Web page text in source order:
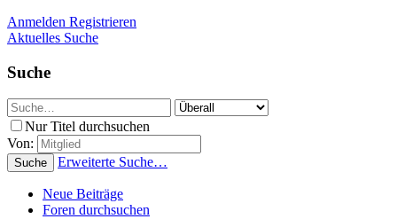
Anmelden Registrieren
Aktuelles Suche
Suche
Nur Titel durchsuchen
Von:
Suche Erweiterte Suche…
Neue Beiträge
Foren durchsuchen